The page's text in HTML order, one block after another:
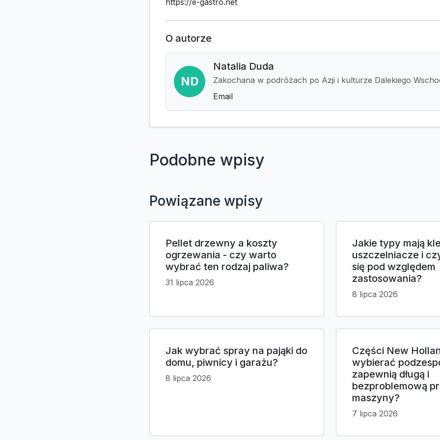
O autorze
ND
Natalia Duda
Zakochana w podróżach po Azji i kulturze Dalekiego
Email
Podobne wpisy
Powiązane wpisy
Pellet drzewny a koszty
ogrzewania - czy warto
wybrać ten rodzaj paliwa?
31 lipca 2026
Jakie typy mają
uszczelniacze i
się pod względem
zastosowania?
8 lipca 2026
Jak wybrać spray na pająki do
domu, piwnicy i garażu?
8 lipca 2026
Części New
wybierać
zapewnią długą i
bezproblemową
maszyny?
7 lipca 2026